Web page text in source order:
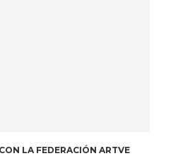
LA FEDERACIÓN ARTVE